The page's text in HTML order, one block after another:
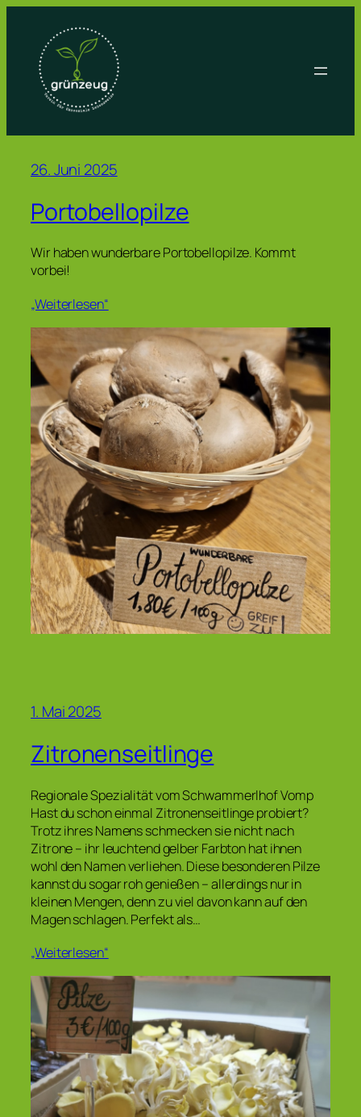
springen
26. Juni 2025
Portobellopilze
Wir haben wunderbare Portobellopilze. Kommt
vorbei!
„Weiterlesen“
1. Mai 2025
Zitronenseitlinge
Regionale Spezialität vom Schwammerlhof Vomp
Hast du schon einmal Zitronenseitlinge probiert?
Trotz ihres Namens schmecken sie nicht nach
Zitrone – ihr leuchtend gelber Farbton hat ihnen
wohl den Namen verliehen. Diese besonderen Pilze
kannst du sogar roh genießen – allerdings nur in
kleinen Mengen, denn zu viel davon kann auf den
Magen schlagen. Perfekt als…
„Weiterlesen“